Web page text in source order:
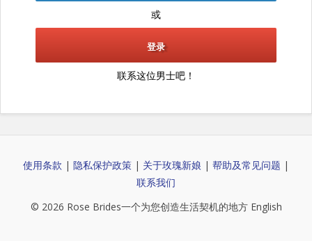
或
登录
联系这位男士吧！
使用条款 | 隐私保护政策 | 关于玫瑰新娘 | 帮助及常见问题 |
联系我们
© 2026 Rose Brides一个为您创造生活契机的地方 English